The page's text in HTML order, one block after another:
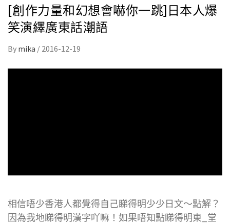
[創作力量和幻想會嚇你一跳]日本人爆
笑演繹廣東話潮語
By mika / 2016-12-19
相信唔少香港人都覺得自己睇得明少少日文～點解？
因為我地睇得明漢字吖嘛！如果唔知點睇得明東_堂